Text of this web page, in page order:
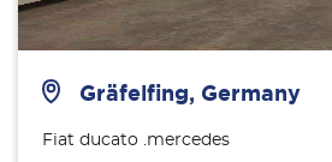
Gräfelfing, Germany
Fiat ducato .mercedes